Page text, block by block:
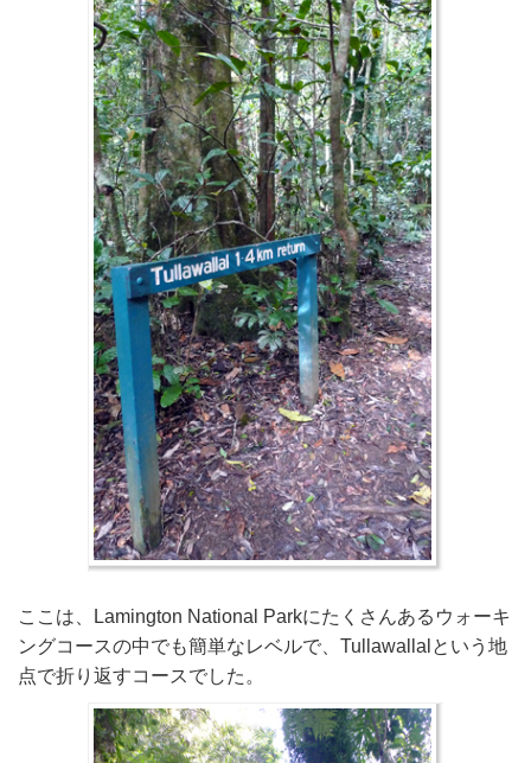
ここは、Lamington National Parkにたくさんあるウォーキ
ングコースの中でも簡単なレベルで、Tullawallalという地
点で折り返すコースでした。